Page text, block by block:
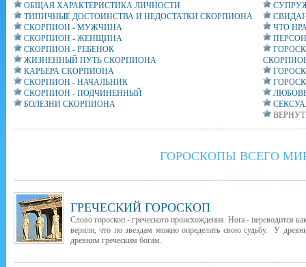
ОБЩАЯ ХАРАКТЕРИСТИКА ЛИЧНОСТИ
ТИПИЧНЫЕ ДОСТОИНСТВА И НЕДОСТАТКИ СКОРПИОНА
СКОРПИОН - МУЖЧИНА
СКОРПИОН - ЖЕНЩИНА
СКОРПИОН - РЕБЕНОК
ЖИЗНЕННЫЙ ПУТЬ СКОРПИОНА
КАРЬЕРА СКОРПИОНА
СКОРПИОН - НАЧАЛЬНИК
СКОРПИОН - ПОДЧИНЕННЫЙ
БОЛЕЗНИ СКОРПИОНА
ЧТО
ГОРОСКОПЫ ВСЕГО
ГРЕЧЕСКИЙ ГОРОСКОП
Слово гороскоп - греческого происхождения. Hora - переводится
верили, что по звездам можно определить свою судьбу. У
древним греческим богам.